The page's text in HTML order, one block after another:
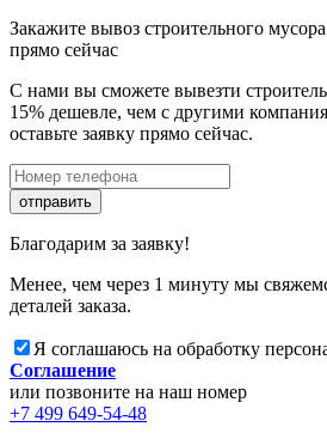
Закажите вывоз строительного
прямо сейчас
С нами вы сможете вывезти
15% дешевле, чем с другими
оставьте заявку прямо сейчас.
отправить
Благодарим за заявку!
Менее, чем через 1 минуту мы
деталей заказа.
Я соглашаюсь на обработку
Соглашение
или позвоните на наш номер
+7 499 649-54-48